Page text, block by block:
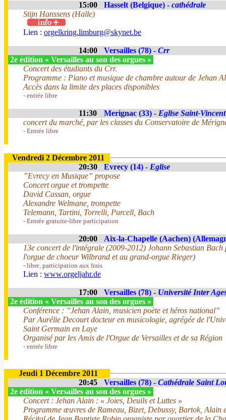
15:00 Hasselt (Belgique) - cathédrale
Stijn Hanssens (Halle)
Lien : orgelkring.limburg@skynet.be
14:00 Versailles (78) - Crr
2e édition « Versailles au son des orgues »
Concert des étudiants du Crr.
Programme : Piano et musique de chambre autour de Jehan
Accès dans la limite des places disponibles
- entrée libre
11:30 Merignac (33) - Eglise Saint-Vincent
concert du marché, par les classes du Conservatoire de
- Entrée libre
Vendredi 2 Décembre 2011
20:30
Evrecy (14) - Eglise
”Evrecy en Musique” propose
Concert orgue et trompette
David Cassan, orgue
Alexandre Welmane, trompette
Telemann, Tartini, Torrelli, Purcell, Bach
- Entrée gratuite-libre participation
20:00
Aix-la-Chapelle (Aachen)
13e concert de l'intégrale (2009-2012) Johann Sebastian
l'orgue de choeur Wilbrand et au grand-orgue Rieger)
- libre, participation aux frais
Lien : www.orgeljahr.de
17:00 Versailles (78) - Université Inter
2e édition « Versailles au son des orgues »
Conférence : ”Jehan Alain, musicien poète et héros national”
Par Aurélie Decourt docteur en musicologie, agrégée de
Saint Germain en Laye
Organisé par les Amis de l'Orgue de Versailles et de sa Région
- entrée libre
Jeudi 1 Décembre 2011
20:45
Versailles (78) - Cathédrale Saint
2e édition « Versailles au son des orgues »
Concert : Jehan Alain : « Joies, Deuils et Luttes »
Programme œuvres de Rameau, Bizet, Debussy, Bartok, Alain